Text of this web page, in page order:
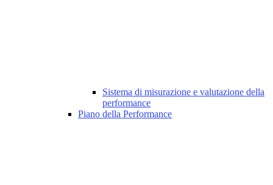
Sistema di misurazione e valutazione della
performance
Piano della Performance